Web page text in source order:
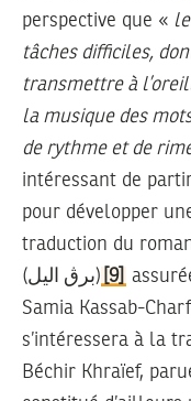
perspective que «
tâches difficiles,
transmettre à
la musique des
de rythme et de
intéressant de
pour développer
traduction du
(برڨ اليل)
[9]
Samia Kassab-
s’intéressera à la
Béchir Khraïef,